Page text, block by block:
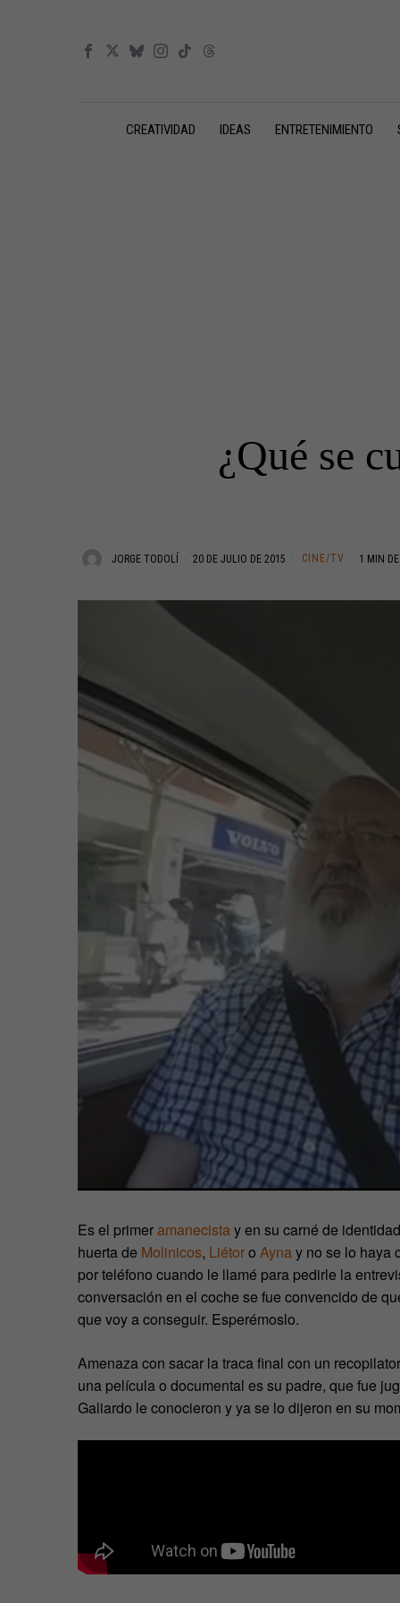
CREATIVIDAD IDEAS ENTRETENIMIENTO
¿Qué se
JORGE TODOLÍ 20 DE JULIO DE 2015 CINE/TV 1 MIN
Es el primeramanecistay en su carné de
huerta de Molinicos, Liétoro Aynay no se lo haya
por teléfono cuando le llamé para pedirle la
conversación en el coche se fue convencido de
que voy a conseguir. Esperémoslo.
Amenaza con sacar la traca final con un
una película o documental es su padre, que fue
Galiardo le conocieron y ya se lo dijeron en su